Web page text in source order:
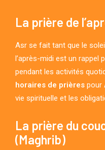
La prière de
Asr se fait tant que le
l’après-midi est un rappel
pendant les activités
horaires de prières pour
vie spirituelle et les
La prière du
(Maghrib)